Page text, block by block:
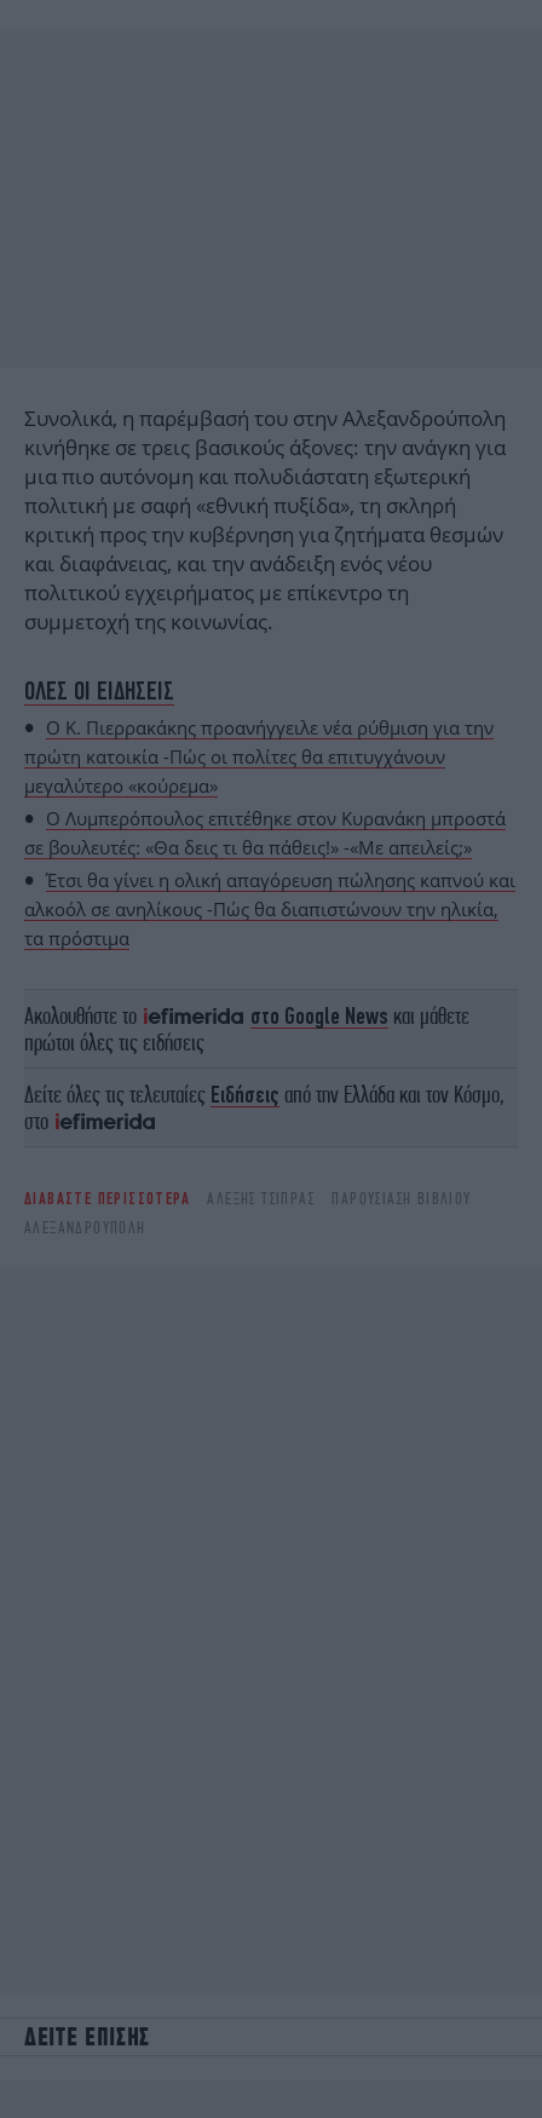
Συνολικά, η παρέμβασή του στην Αλεξανδρούπολη
κινήθηκε σε τρεις βασικούς άξονες: την ανάγκη για
μια πιο αυτόνομη και πολυδιάστατη εξωτερική
πολιτική με σαφή «εθνική πυξίδα», τη σκληρή
κριτική προς την κυβέρνηση για ζητήματα θεσμών
και διαφάνειας, και την ανάδειξη ενός νέου
πολιτικού εγχειρήματος με επίκεντρο τη
συμμετοχή της κοινωνίας.
ΟΛΕΣ ΟΙ ΕΙΔΗΣΕΙΣ
Ο Κ. Πιερρακάκης προανήγγειλε νέα ρύθμιση για την
πρώτη κατοικία -Πώς οι πολίτες θα επιτυγχάνουν
μεγαλύτερο «κούρεμα»
Ο Λυμπερόπουλος επιτέθηκε στον Κυρανάκη μπροστά
σε βουλευτές: «Θα δεις τι θα πάθεις!» -«Με απειλείς;»
Έτσι θα γίνει η ολική απαγόρευση πώλησης καπνού και
αλκοόλ σε ανηλίκους -Πώς θα διαπιστώνουν την ηλικία,
τα πρόστιμα
Ακολουθήστε το στο Google News και μάθετε
πρώτοι όλες τις ειδήσεις
Δείτε όλες τις τελευταίες Ειδήσεις από την Ελλάδα και τον Κόσμο,
στο
ΔΙΑΒΑΣΤΕ ΠΕΡΙΣΣΟΤΕΡΑ ΑΛΈΞΗΣ ΤΣΊΠΡΑΣ
ΠΑΡΟΥΣΊΑΣΗ ΒΙΒΛΊΟΥ
ΑΛΕΞΑΝΔΡΟΎΠΟΛΗ
ΔΕΙΤΕ ΕΠΙΣΗΣ